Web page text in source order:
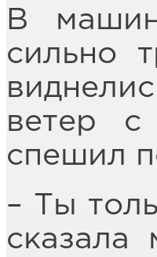
В
сильно
ветер с
спешил
– Ты
сказала